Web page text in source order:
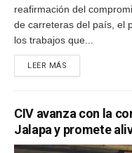
reafirmación del
de carreteras del país, el
los trabajos que...
LEER MÁS
CIV avanza con la
Jalapa y promete